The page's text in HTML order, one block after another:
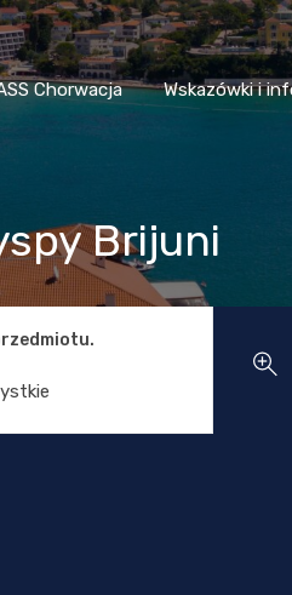
MAASS Chorwacja
Chorwacja Wskazówki i
Brijuni